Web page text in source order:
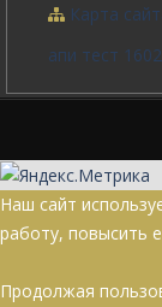
Карта
апи тест
Наш сайт
работу, повысить
Продолжая